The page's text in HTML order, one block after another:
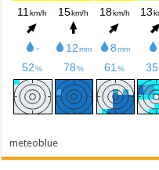
meteoblue